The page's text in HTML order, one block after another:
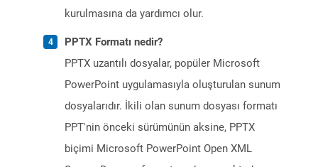
kurulmasına da yardımcı olur.
PPTX Formatı nedir?
PPTX uzantılı dosyalar, popüler Microsoft
PowerPoint uygulamasıyla oluşturulan sunum
dosyalarıdır. İkili olan sunum dosyası formatı
PPT'nin önceki sürümünün aksine, PPTX
biçimi Microsoft PowerPoint Open XML